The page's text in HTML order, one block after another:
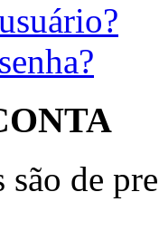
são de